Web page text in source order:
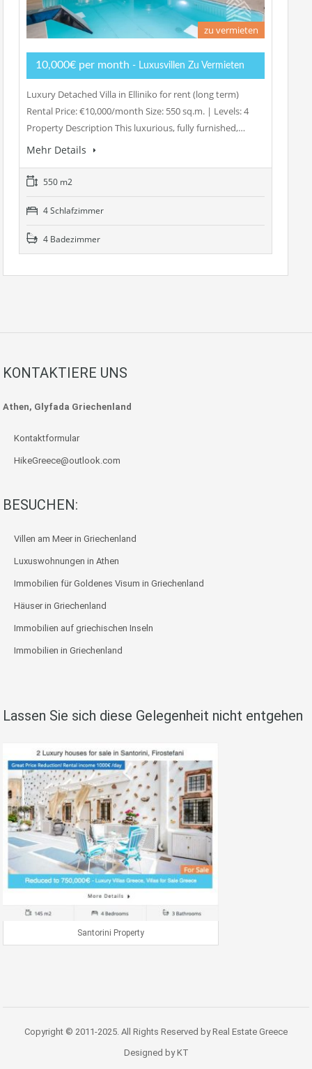
zu vermieten
10,000€ per month - Luxusvillen Zu Vermieten
Luxury Detached Villa in Elliniko for rent (long term)
Rental Price: €10,000/month Size: 550 sq.m. | Levels: 4
Property Description This luxurious, fully furnished,…
Mehr Details
550 m2
4 Schlafzimmer
4 Badezimmer
KONTAKTIERE UNS
Athen, Glyfada Griechenland
Kontaktformular
HikeGreece@outlook.com
BESUCHEN:
Villen am Meer in Griechenland
Luxuswohnungen in Athen
Immobilien für Goldenes Visum in Griechenland
Häuser in Griechenland
Immobilien auf griechischen Inseln
Immobilien in Griechenland
Lassen Sie sich diese Gelegenheit nicht entgehen
Santorini Property
Copyright © 2011-2025. All Rights Reserved by Real Estate Greece
Designed by KT